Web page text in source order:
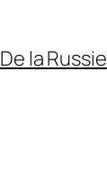
De la Russie